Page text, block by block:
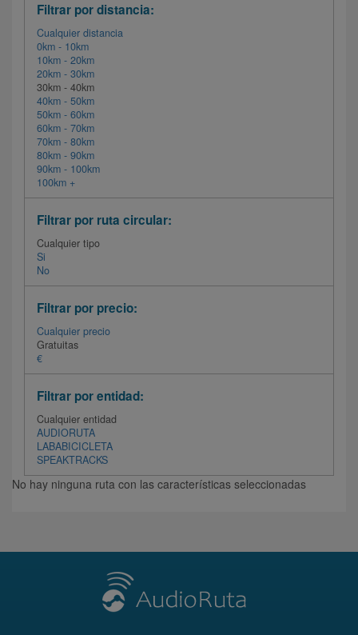
Filtrar por distancia:
Cualquier distancia
0km - 10km
10km - 20km
20km - 30km
30km - 40km
40km - 50km
50km - 60km
60km - 70km
70km - 80km
80km - 90km
90km - 100km
100km +
Filtrar por ruta circular:
Cualquier tipo
Si
No
Filtrar por precio:
Cualquier precio
Gratuitas
€
Filtrar por entidad:
Cualquier entidad
AUDIORUTA
LABABICICLETA
SPEAKTRACKS
No hay ninguna ruta con las características seleccionadas